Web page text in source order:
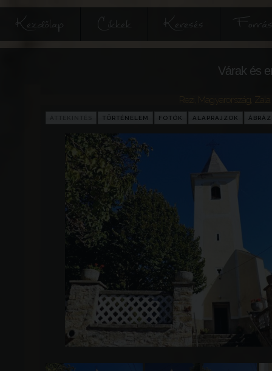
Kezdőlap Cikkek Keresés
Várak és
Rezi Magyarország
TÖRTÉNELEM FOTÓK ALAPRAJZOK